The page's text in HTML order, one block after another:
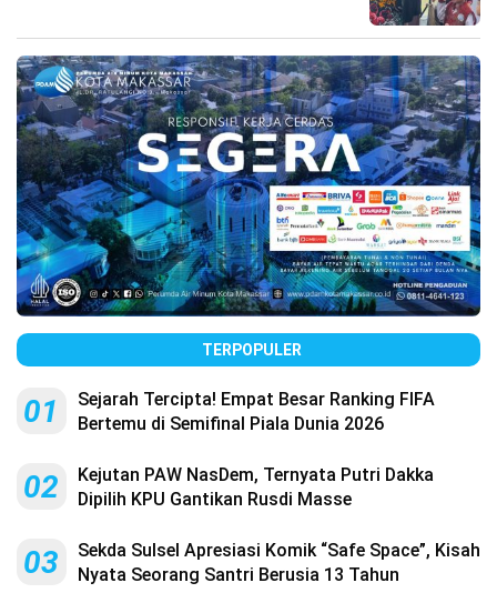
TERPOPULER
01
Sejarah Tercipta! Empat Besar Ranking FIFA
Bertemu di Semifinal Piala Dunia 2026
02
Kejutan PAW NasDem, Ternyata Putri Dakka
Dipilih KPU Gantikan Rusdi Masse
03
Sekda Sulsel Apresiasi Komik “Safe Space”, Kisah
Nyata Seorang Santri Berusia 13 Tahun